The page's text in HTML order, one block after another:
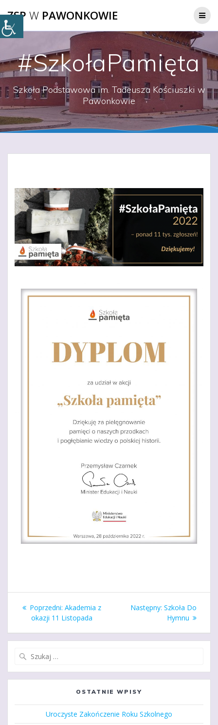
do
ZSP W PAWONKOWIE
#SzkołaPamięta
Szkoła Podstawowa im. Tadeusza Kościuszki w
Pawonkowie
Nawigacja
wpisu
Poprzedni: Poprzedni
wpis:
Akademia z
okazji 11 Listopada
Następny: Następny
wpis:
Szkoła Do
Hymnu
OSTATNIE WPISY
Uroczyste Zakończenie Roku Szkolnego